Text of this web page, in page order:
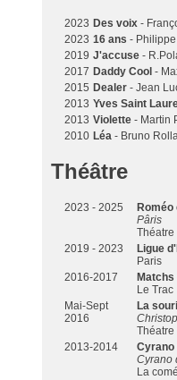
2023 Des voix -
2023 16 ans -
2019 J'accuse -
2017 Daddy Cool -
2015 Dealer - Jean
2013 Yves Saint
2013 Violette - Martin
2010 Léa - Bruno
Théâtre
2023 - 2025
Pâris
Théatre
2019 - 2023
Ligue
Paris
2016-2017
Le Trac
Mai-Sept
2016
La
2013-2014
Cyrano
Cyrano
La